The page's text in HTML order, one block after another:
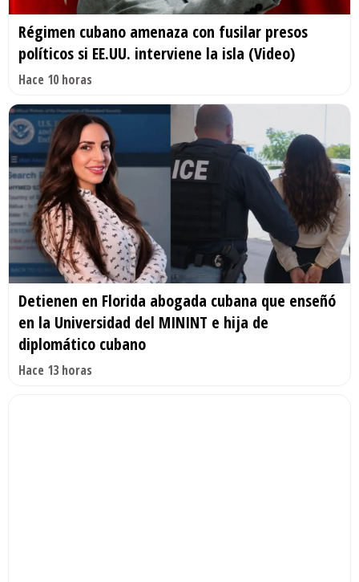
Régimen cubano amenaza con fusilar presos
políticos si EE.UU. interviene la isla (Video)
Hace 10 horas
Detienen en Florida abogada cubana que enseñó
en la Universidad del MININT e hija de
diplomático cubano
Hace 13 horas